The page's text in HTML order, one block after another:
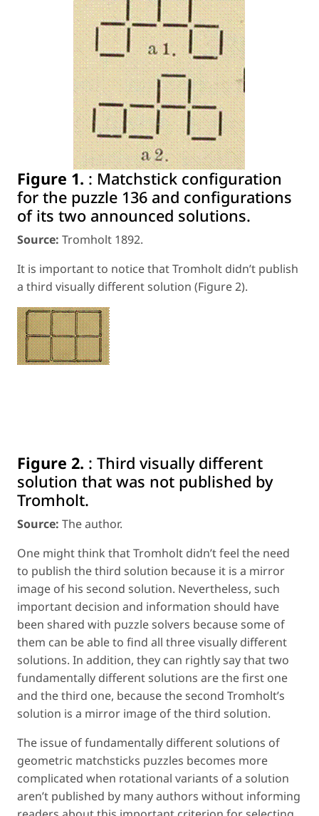
Figure 1. : Matchstick configuration
for the puzzle 136 and configurations
of its two announced solutions.
Source: Tromholt 1892.
It is important to notice that Tromholt didn’t publish
a third visually different solution (Figure 2).
Figure 2. : Third visually different
solution that was not published by
Tromholt.
Source: The author.
One might think that Tromholt didn’t feel the need
to publish the third solution because it is a mirror
image of his second solution. Nevertheless, such
important decision and information should have
been shared with puzzle solvers because some of
them can be able to find all three visually different
solutions. In addition, they can rightly say that two
fundamentally different solutions are the first one
and the third one, because the second Tromholt’s
solution is a mirror image of the third solution.
The issue of fundamentally different solutions of
geometric matchsticks puzzles becomes more
complicated when rotational variants of a solution
aren’t published by many authors without informing